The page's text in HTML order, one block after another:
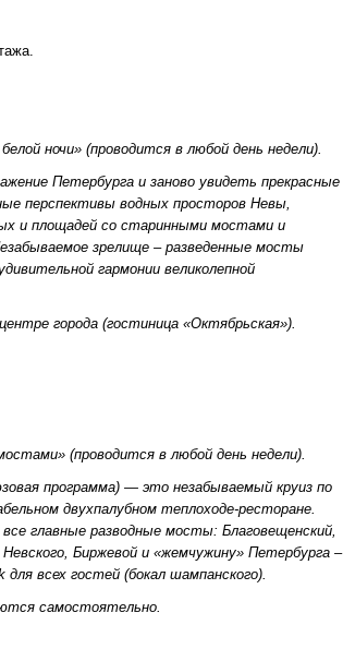
ночи» (проводится в любой день недели).
Петербурга и заново увидеть прекрасные
перспективы водных просторов Невы,
и площадей со старинными мостами и
зрелище – разведенные мосты
гармонии великолепной
города (гостиница «Октябрьская»).
(проводится в любой день недели).
программа) — это незабываемый круиз по
двухпалубном теплоходе-ресторане.
главные разводные мосты: Благовещенский,
Биржевой и «жемчужину» Петербурга –
всех гостей (бокал шампанского).
самостоятельно.